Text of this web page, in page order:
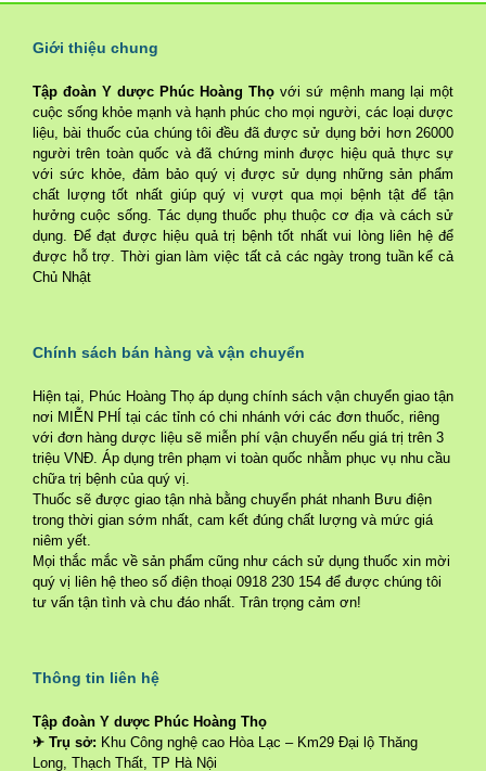
Giới thiệu chung
Tập đoàn Y dược Phúc Hoàng Thọ với sứ mệnh mang lại một
cuộc sống khỏe mạnh và hạnh phúc cho mọi người, các loại dược
liệu, bài thuốc của chúng tôi đều đã được sử dụng bởi hơn 26000
người trên toàn quốc và đã chứng minh được hiệu quả thực sự
với sức khỏe, đảm bảo quý vị được sử dụng những sản phẩm
chất lượng tốt nhất giúp quý vị vượt qua mọi bệnh tật để tận
hưởng cuộc sống. Tác dụng thuốc phụ thuộc cơ địa và cách sử
dụng. Để đạt được hiệu quả trị bệnh tốt nhất vui lòng liên hệ để
được hỗ trợ. Thời gian làm việc tất cả các ngày trong tuần kể cả
Chủ Nhật
Chính sách bán hàng và vận chuyển
Hiện tại, Phúc Hoàng Thọ áp dụng chính sách vận chuyển giao tận
nơi MIỄN PHÍ tại các tỉnh có chi nhánh với các đơn thuốc, riêng
với đơn hàng dược liệu sẽ miễn phí vận chuyển nếu giá trị trên 3
triệu VNĐ. Áp dụng trên phạm vi toàn quốc nhằm phục vụ nhu cầu
chữa trị bệnh của quý vị.
Thuốc sẽ được giao tận nhà bằng chuyển phát nhanh Bưu điện
trong thời gian sớm nhất, cam kết đúng chất lượng và mức giá
niêm yết.
Mọi thắc mắc về sản phẩm cũng như cách sử dụng thuốc xin mời
quý vị liên hệ theo số điện thoại 0918 230 154 để được chúng tôi
tư vấn tận tình và chu đáo nhất. Trân trọng cảm ơn!
Thông tin liên hệ
Tập đoàn Y dược Phúc Hoàng Thọ
✈ Trụ sở: Khu Công nghệ cao Hòa Lạc – Km29 Đại lộ Thăng
Long, Thạch Thất, TP Hà Nội